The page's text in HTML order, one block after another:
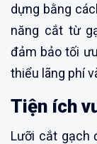
dựng bằng
năng cắt từ
đảm bảo tối
thiểu lãng phí
Tiện ích
Lưỡi cắt gạch